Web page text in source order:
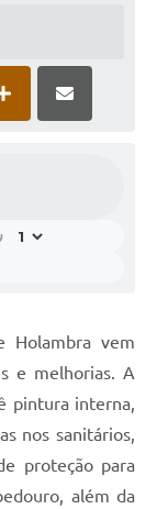
Holambra vem
e melhorias. A
pintura interna,
nos sanitários,
proteção para
além da